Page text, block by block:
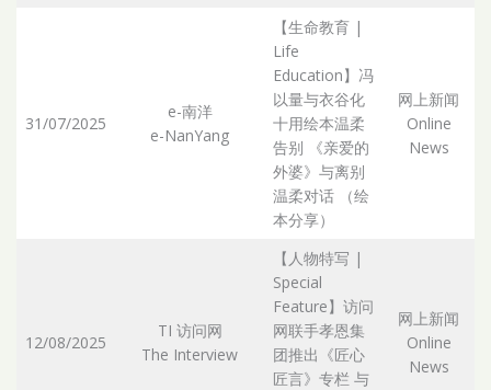
31/07/2025
e-南洋
e-NanYang
【生命教育 |
Life
Education】冯
以量与衣谷化
十用绘本温柔
告别 《亲爱的
外婆》与离别
温柔对话 （绘
本分享）
网上新闻
Online
News
12/08/2025
TI 访问网
The Interview
【人物特写 |
Special
Feature】访问
网联手孝恩集
团推出《匠心
匠言》专栏 与
网上新闻
Online
News